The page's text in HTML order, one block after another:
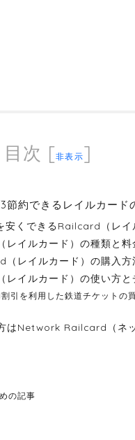
目次 [非表示]
約できるレイルカード
安くできるRailcard（レイ
イルカード）の種類と料
（レイルカード）の購入方
イルカード）の使い方と
引を利用した鉄道チケットの
はNetwork Railcard（ネ
の記事